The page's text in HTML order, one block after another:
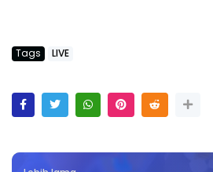
Tags LIVE